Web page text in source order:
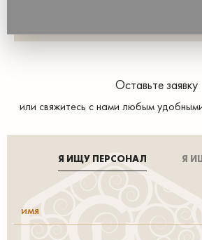
Оставьте заявку
или свяжитесь с нами любым
Я ИЩУ ПЕРСОНАЛ Я